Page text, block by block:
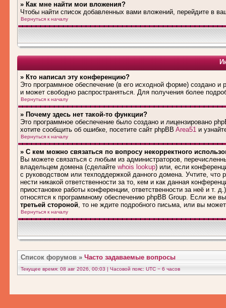
» Как мне найти мои вложения?
Чтобы найти список добавленных вами вложений, перейдите в
Вернуться к началу
» Кто написал эту конференцию?
Это программное обеспечение (в его исходной форме) создано и
и может свободно распространяться. Для получения более
Вернуться к началу
» Почему здесь нет такой-то функции?
Это программное обеспечение было создано и лицензировано
хотите сообщить об ошибке, посетите сайт phpBB Area51 и
Вернуться к началу
» С кем можно связаться по вопросу некорректного
Вы можете связаться с любым из администраторов,
владельцем домена (сделайте whois lookup) или, если
с руководством или техподдержкой данного домена. Учтите, что
нести никакой ответственности за то, кем и как данная
приостановке работы конференции, ответственности за неё и т.
относятся к программному обеспечению phpBB Group. Если же
третьей стороной, то не ждите подробного письма, или вы
Вернуться к началу
Список форумов » Часто задаваемые вопросы
Текущее время: 08 авг 2026, 00:03 | Часовой пояс: UTC − 6 часов